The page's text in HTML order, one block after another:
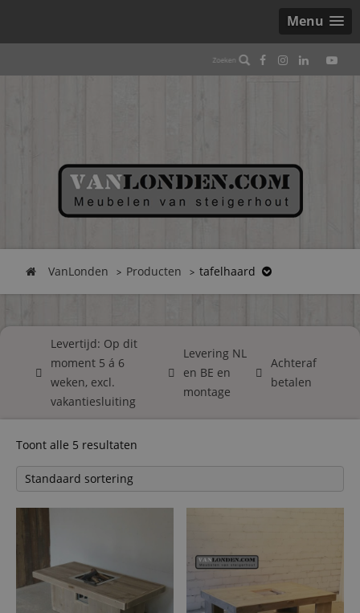
Menu
VanLonden Producten tafelhaard
Levertijd: Op dit
moment 5 á 6
weken, excl.
vakantiesluiting
Levering NL
en BE en
montage
Achteraf
betalen
Toont alle 5 resultaten